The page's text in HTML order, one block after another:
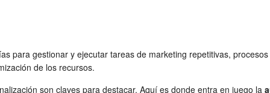
para gestionar y ejecutar tareas de marketing repetitivas,
de los recursos.
son claves para destacar. Aquí es donde entra en juego la